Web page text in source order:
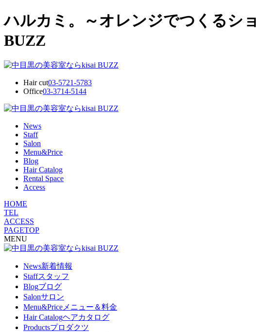
ハルカミ。～オレンジでつくるシ
BUZZ
Hair cut03-5721-5783
Office03-3714-5144
News
Staff
Salon
Menu&Price
Blog
Hair Catalog
Rental Space
Access
HOME
TEL
ACCESS
PAGETOP
MENU
News新着情報
Staffスタッフ
Blogブログ
Salonサロン
Menu&Price メニュー＆料金
Hair Catalogヘアカタログ
Productsプロダクツ